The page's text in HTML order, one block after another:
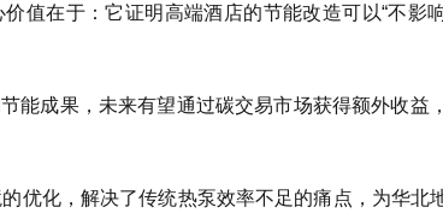
值在于：它证明高端酒店的节能改造可以“不影
能成果，未来有望通过碳交易市场获得额外收益
优化，解决了传统热泵效率不足的痛点，为华北